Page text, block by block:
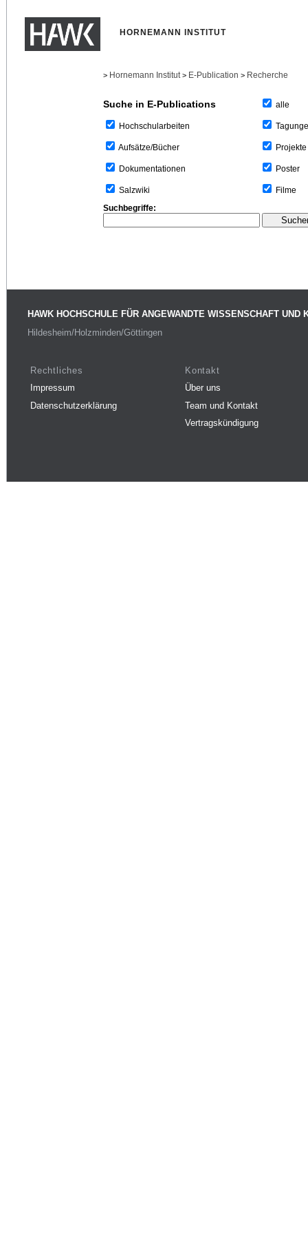
HORNEMANN INSTITUT
> Hornemann Institut > E-Publication > Recherche
Suche in E-Publications
Hochschularbeiten
Aufsätze/Bücher
Dokumentationen
Salzwiki
alle
Projekte
Poster
Filme
Suchbegriffe:
HAWK HOCHSCHULE FÜR ANGEWANDTE WISSENSCHAFT UND
Hildesheim/Holzminden/Göttingen
Rechtliches
Impressum
Datenschutzerklärung
Kontakt
Über uns
Team und Kontakt
Vertragskündigung